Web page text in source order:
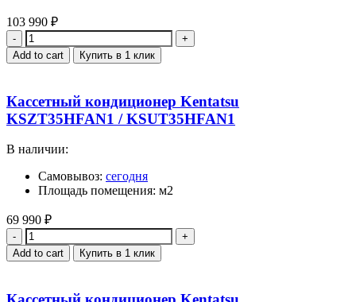
103 990 ₽
Quantity
Add to cart Купить в 1 клик
Кассетный кондиционер Kentatsu
KSZT35HFAN1 / KSUT35HFAN1
В наличии:
Самовывоз: сегодня
Площадь помещения: м2
69 990 ₽
Quantity
Add to cart Купить в 1 клик